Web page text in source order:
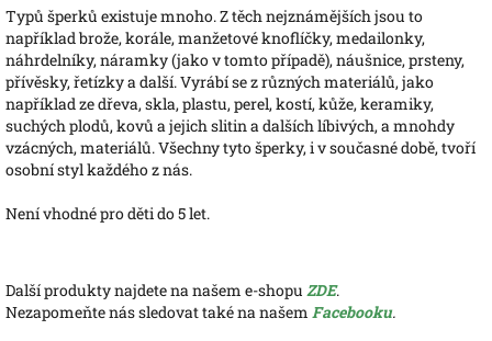
Typů šperků existuje mnoho. Z těch nejznámějších jsou to
například brože, korále, manžetové knoflíčky, medailonky,
náhrdelníky, náramky (jako v tomto případě), náušnice, prsteny,
přívěsky, řetízky a další. Vyrábí se z různých materiálů, jako
například ze dřeva, skla, plastu, perel, kostí, kůže, keramiky,
suchých plodů, kovů a jejich slitin a dalších líbivých, a mnohdy
vzácných, materiálů. Všechny tyto šperky, i v současné době, tvoří
osobní styl každého z nás.
Není vhodné pro děti do 5 let.
Další produkty najdete na našem e-shopu ZDE.
Nezapomeňte nás sledovat také na našem Facebooku.